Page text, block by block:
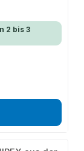
2 bis 3